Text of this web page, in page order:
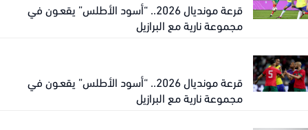
قرعة مونديال 2026.. “أسود الأطلس” يقعـون في
مجموعة نارية مع البرازيل
قرعة مونديال 2026.. “أسود الأطلس” يقعـون في
مجموعة نارية مع البرازيل